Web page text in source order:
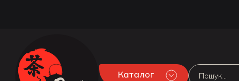
Каталог